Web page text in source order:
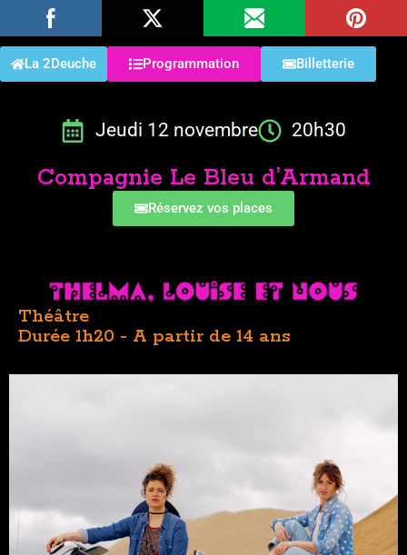
La 2Deuche Programmation Billetterie
Jeudi 12 novembre 20h30
Compagnie Le Bleu d’Armand
Réservez vos places
Théâtre
Durée 1h20 - A partir de 14 ans